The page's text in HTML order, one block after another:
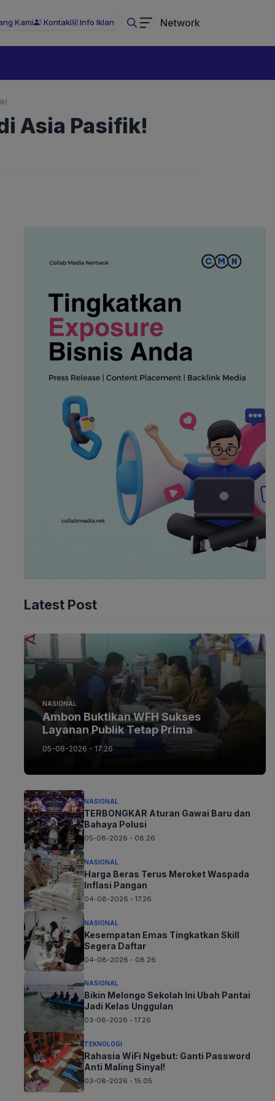
Kami Kontak Info Iklan Network
Asia Pasifik!
Latest Post
NASIONAL
Ambon Buktikan WFH Sukses
Layanan Publik Tetap Prima
05-08-2026 - 17.26
NASIONAL
TERBONGKAR Aturan Gawai Baru dan
Bahaya Polusi
05-08-2026 - 08.26
NASIONAL
Harga Beras Terus Meroket Waspada
Inflasi Pangan
04-08-2026 - 17.26
NASIONAL
Kesempatan Emas Tingkatkan Skill
Segera Daftar
04-08-2026 - 08.26
NASIONAL
Bikin Melongo Sekolah Ini Ubah Pantai
Jadi Kelas Unggulan
03-08-2026 - 17.26
TEKNOLOGI
Rahasia WiFi Ngebut: Ganti Password
Anti Maling Sinyal!
03-08-2026 - 15.05